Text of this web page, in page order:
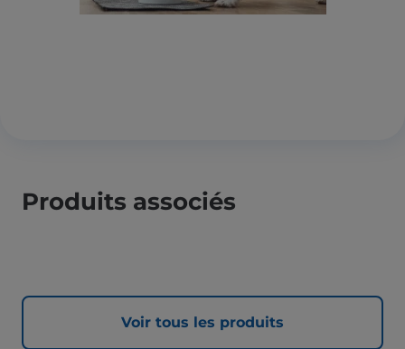
Produits associés
Voir tous les produits